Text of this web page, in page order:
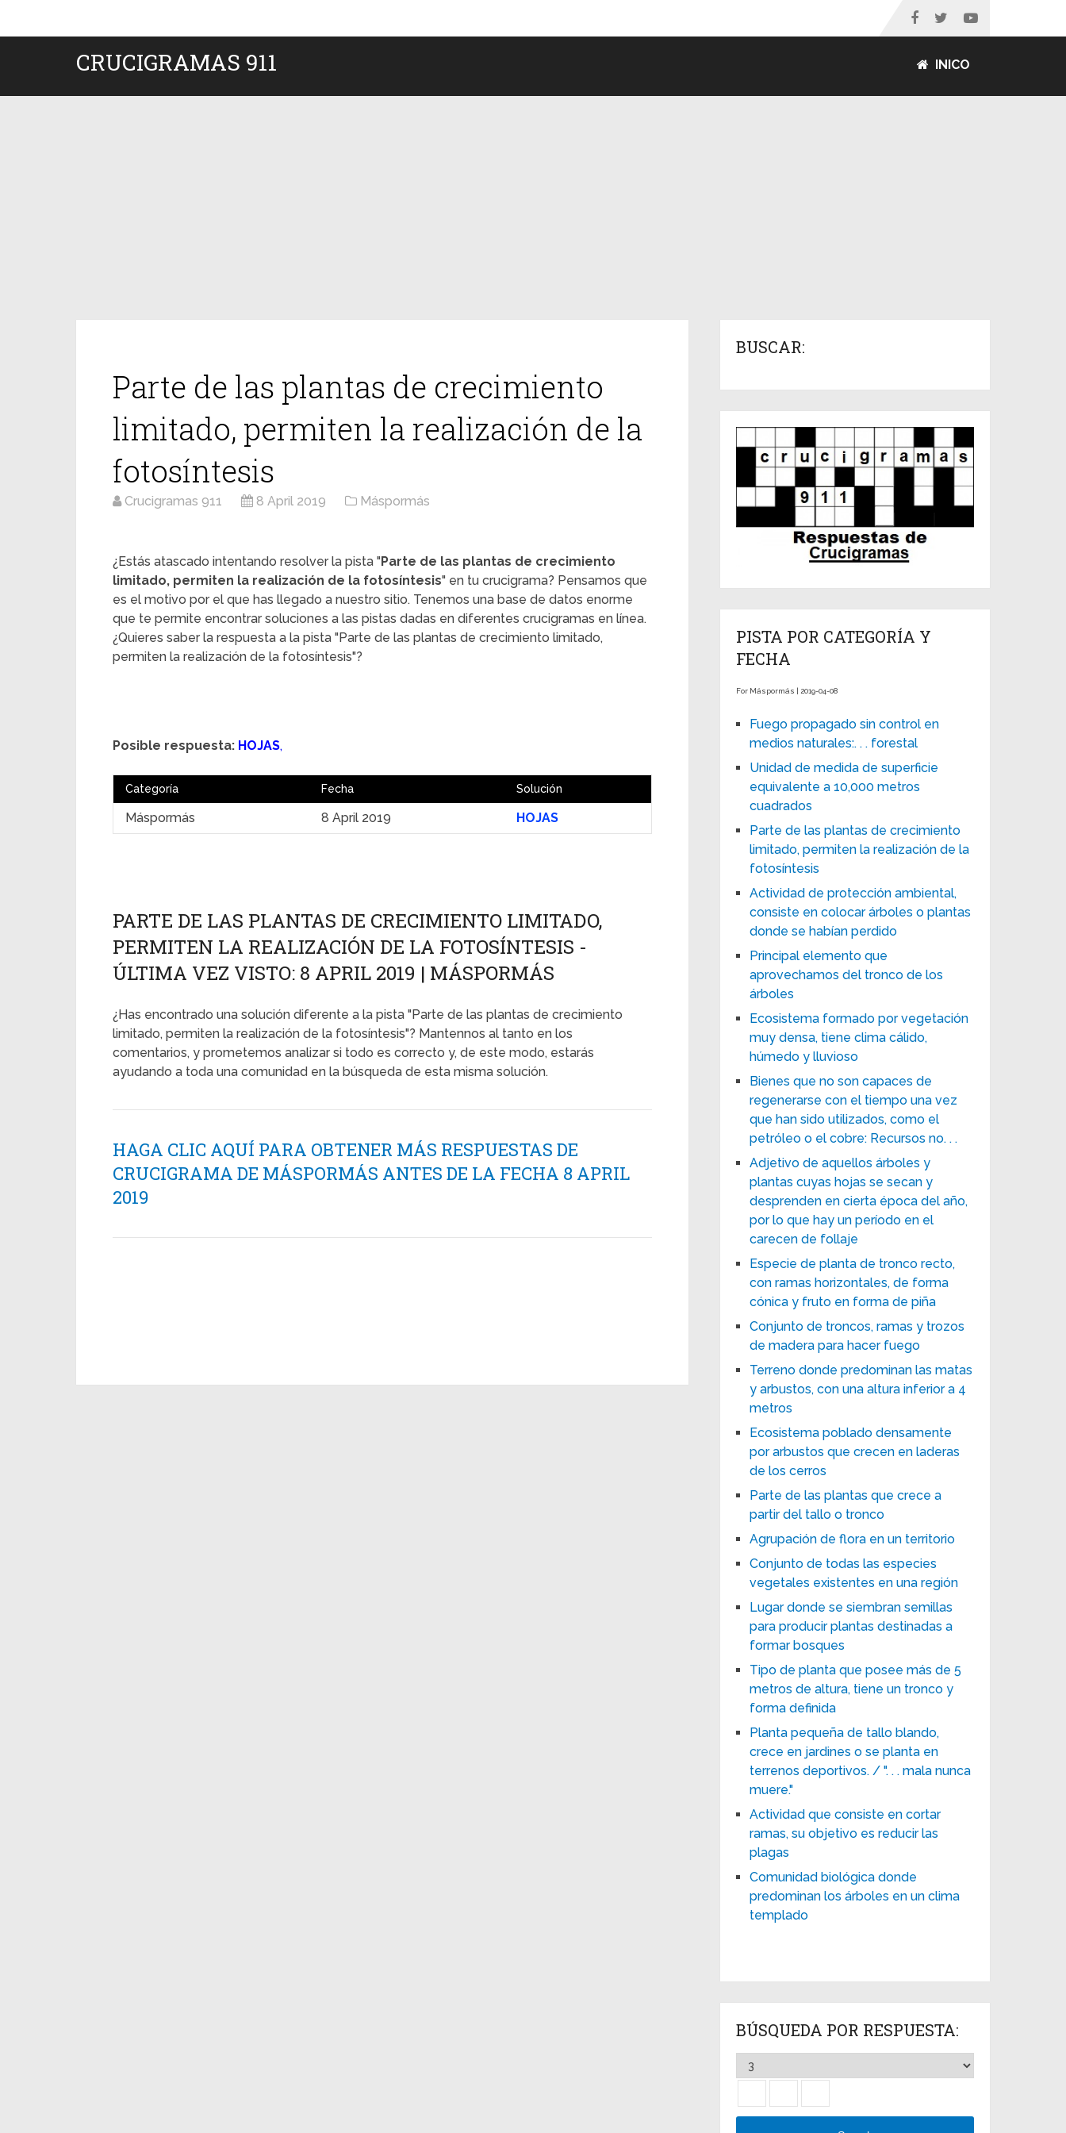
CRUCIGRAMAS 911 INICO
Parte de las plantas de crecimiento
limitado, permiten la realización de la
fotosíntesis
Crucigramas 911 8 April 2019 Máspormás
¿Estás atascado intentando resolver la pista "Parte de las plantas de crecimiento
limitado, permiten la realización de la fotosíntesis" en tu crucigrama? Pensamos que
es el motivo por el que has llegado a nuestro sitio. Tenemos una base de datos enorme
que te permite encontrar soluciones a las pistas dadas en diferentes crucigramas en línea.
¿Quieres saber la respuesta a la pista "Parte de las plantas de crecimiento limitado,
permiten la realización de la fotosíntesis"?
Posible respuesta: HOJAS,
Categoría Fecha Solución
Máspormás 8 April 2019 HOJAS
PARTE DE LAS PLANTAS DE CRECIMIENTO LIMITADO,
PERMITEN LA REALIZACIÓN DE LA FOTOSÍNTESIS -
ÚLTIMA VEZ VISTO: 8 APRIL 2019 | MÁSPORMÁS
¿Has encontrado una solución diferente a la pista "Parte de las plantas de crecimiento
limitado, permiten la realización de la fotosíntesis"? Mantennos al tanto en los
comentarios, y prometemos analizar si todo es correcto y, de este modo, estarás
ayudando a toda una comunidad en la búsqueda de esta misma solución.
HAGA CLIC AQUÍ PARA OBTENER MÁS RESPUESTAS DE
CRUCIGRAMA DE MÁSPORMÁS ANTES DE LA FECHA 8 APRIL
2019
BUSCAR:
PISTA POR CATEGORÍA Y
FECHA
For Máspormás | 2019-04-08
Fuego propagado sin control en
medios naturales:. . . forestal
Unidad de medida de superficie
equivalente a 10,000 metros
cuadrados
Parte de las plantas de crecimiento
limitado, permiten la realización de la
fotosíntesis
Actividad de protección ambiental,
consiste en colocar árboles o plantas
donde se habían perdido
Principal elemento que
aprovechamos del tronco de los
árboles
Ecosistema formado por vegetación
muy densa, tiene clima cálido,
húmedo y lluvioso
Bienes que no son capaces de
regenerarse con el tiempo una vez
que han sido utilizados, como el
petróleo o el cobre: Recursos no. . .
Adjetivo de aquellos árboles y
plantas cuyas hojas se secan y
desprenden en cierta época del año,
por lo que hay un período en el
carecen de follaje
Especie de planta de tronco recto,
con ramas horizontales, de forma
cónica y fruto en forma de piña
Conjunto de troncos, ramas y trozos
de madera para hacer fuego
Terreno donde predominan las matas
y arbustos, con una altura inferior a 4
metros
Ecosistema poblado densamente
por arbustos que crecen en laderas
de los cerros
Parte de las plantas que crece a
partir del tallo o tronco
Agrupación de flora en un territorio
Conjunto de todas las especies
vegetales existentes en una región
Lugar donde se siembran semillas
para producir plantas destinadas a
formar bosques
Tipo de planta que posee más de 5
metros de altura, tiene un tronco y
forma definida
Planta pequeña de tallo blando,
crece en jardines o se planta en
terrenos deportivos. / ". . . mala nunca
muere."
Actividad que consiste en cortar
ramas, su objetivo es reducir las
plagas
Comunidad biológica donde
predominan los árboles en un clima
templado
BÚSQUEDA POR RESPUESTA: